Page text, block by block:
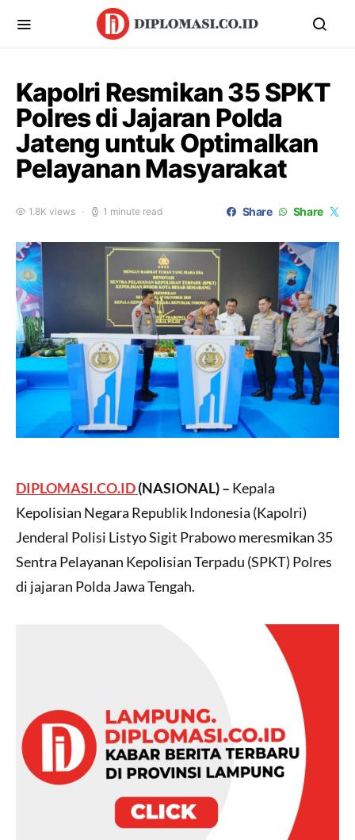
Kapolri Resmikan 35 SPKT
Polres di Jajaran Polda
Jateng untuk Optimalkan
Pelayanan Masyarakat
1.8K views 1 minute read Share Share
DIPLOMASI.CO.ID(NASIONAL)– Kepala
Kepolisian Negara Republik Indonesia (Kapolri)
Jenderal Polisi Listyo Sigit Prabowo meresmikan 35
Sentra Pelayanan Kepolisian Terpadu (SPKT) Polres
di jajaran Polda Jawa Tengah.